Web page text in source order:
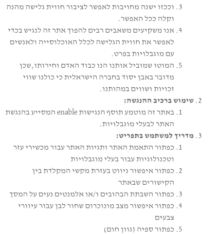
וככזו ישנה מחויבות לאפשר לציבור חווית גלישה מהנה
וקלה ככל האפשר.
אנו משקיעים משאבים רבים להפוך אתר זה לנגיש בכדי
לאפשר את חווית הגלישה לכלל האוכלוסייה ולאנשים
עם מוגבלויות בפרט.
המוטו שמוביל אותנו הנו כבוד האדם וחירותו,שכן
מדובר באבן יסוד בחברה הישראלית כי כולנו שווי
זכויות ושווים במהותנו.
שימוש ברכיב ההנגשה:
באתר זה מוטמע תוסף הנגישות enable המסייע בהנגשת
האתר לבעלי מוגבלויות.
מדריך למשתמש בתפריט:
כפתור התאמת האתר ותגיות האתר עבור מכשירי עזר
וטכנולוגיות עבור בעלי מוגבלויות
כפתור איפשור ניווט בעזרת מקשי המקלדת בין
הקישורים שבאתר
כפתור השבתת הבהובים ו/או אלמנטים נעים על המסך
כפתור איפשור מצב מונוכרום שחור לבן עבור עיוורי
צבעים
כפתור ספיה (גוון חום)